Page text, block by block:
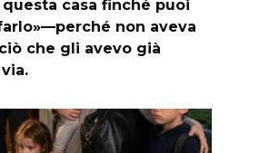
casa finché puoi
non aveva
che gli avevo già